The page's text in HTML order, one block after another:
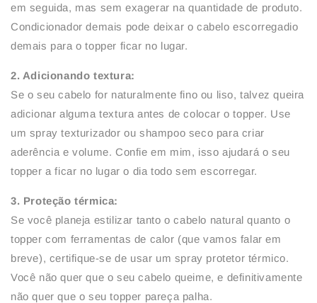
em seguida, mas sem exagerar na quantidade de produto.
Condicionador demais pode deixar o cabelo escorregadio
demais para o topper ficar no lugar.
2. Adicionando textura:
Se o seu cabelo for naturalmente fino ou liso, talvez queira
adicionar alguma textura antes de colocar o topper. Use
um spray texturizador ou shampoo seco para criar
aderência e volume. Confie em mim, isso ajudará o seu
topper a ficar no lugar o dia todo sem escorregar.
3. Proteção térmica:
Se você planeja estilizar tanto o cabelo natural quanto o
topper com ferramentas de calor (que vamos falar em
breve), certifique-se de usar um spray protetor térmico.
Você não quer que o seu cabelo queime, e definitivamente
não quer que o seu topper pareça palha.